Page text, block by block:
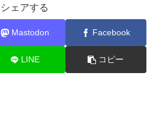
シェアする
Mastodon Facebook
LINE コピー